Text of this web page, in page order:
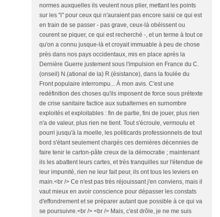
normes auxquelles ils veulent nous plier, mettant les points
sur les "i" pour ceux qui n'auraient pas encore saisi ce qui est
en train de se passer - pas grave, ceux-là obéissent ou
courent se piquer, ce qui est recherché -, et un terme à tout ce
qu'on a connu jusque-là et croyait immuable à peu de chose
près dans nos pays occidentaux, mis en place après la
Dernière Guerre justement sous l'impulsion en France du C.
(onseil) N.(ational de la) R.(ésistance), dans la foulée du
Front populaire interrompu... À mon avis. C'est une
redéfinition des choses qu'ils imposent de force sous prétexte
de crise sanitaire factice aux subalternes en surnombre
exploités et exploitables : fin de partie, fini de jouer, plus rien
n'a de valeur, plus rien ne tient. Tout s'écroule, vermoulu et
pourri jusqu'à la moelle, les politicards professionnels de tout
bord s'étant seulement chargés ces dernières décennies de
faire tenir le carton-pâte creux de la démocratie ; maintenant
ils les abattent leurs cartes, et très tranquilles sur l'étendue de
leur impunité, rien ne leur fait peur, ils ont tous les leviers en
main.<br /> Ce n'est pas très réjouissant j'en conviens, mais il
vaut mieux en avoir conscience pour dépasser les constats
d'effondrement et se préparer autant que possible à ce qui va
se poursuivre.<br /> <br /> Mais, c'est drôle, je ne me suis